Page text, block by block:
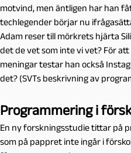
motvind, men äntligen har han
techlegender börjar nu
Adam reser till mörkrets hjärta
det de vet som inte vi vet? För
meningar testar han också
det? (SVTs beskrivning av
Programmering i
En ny forskningsstudie tittar på
som på pappret inte ingår i